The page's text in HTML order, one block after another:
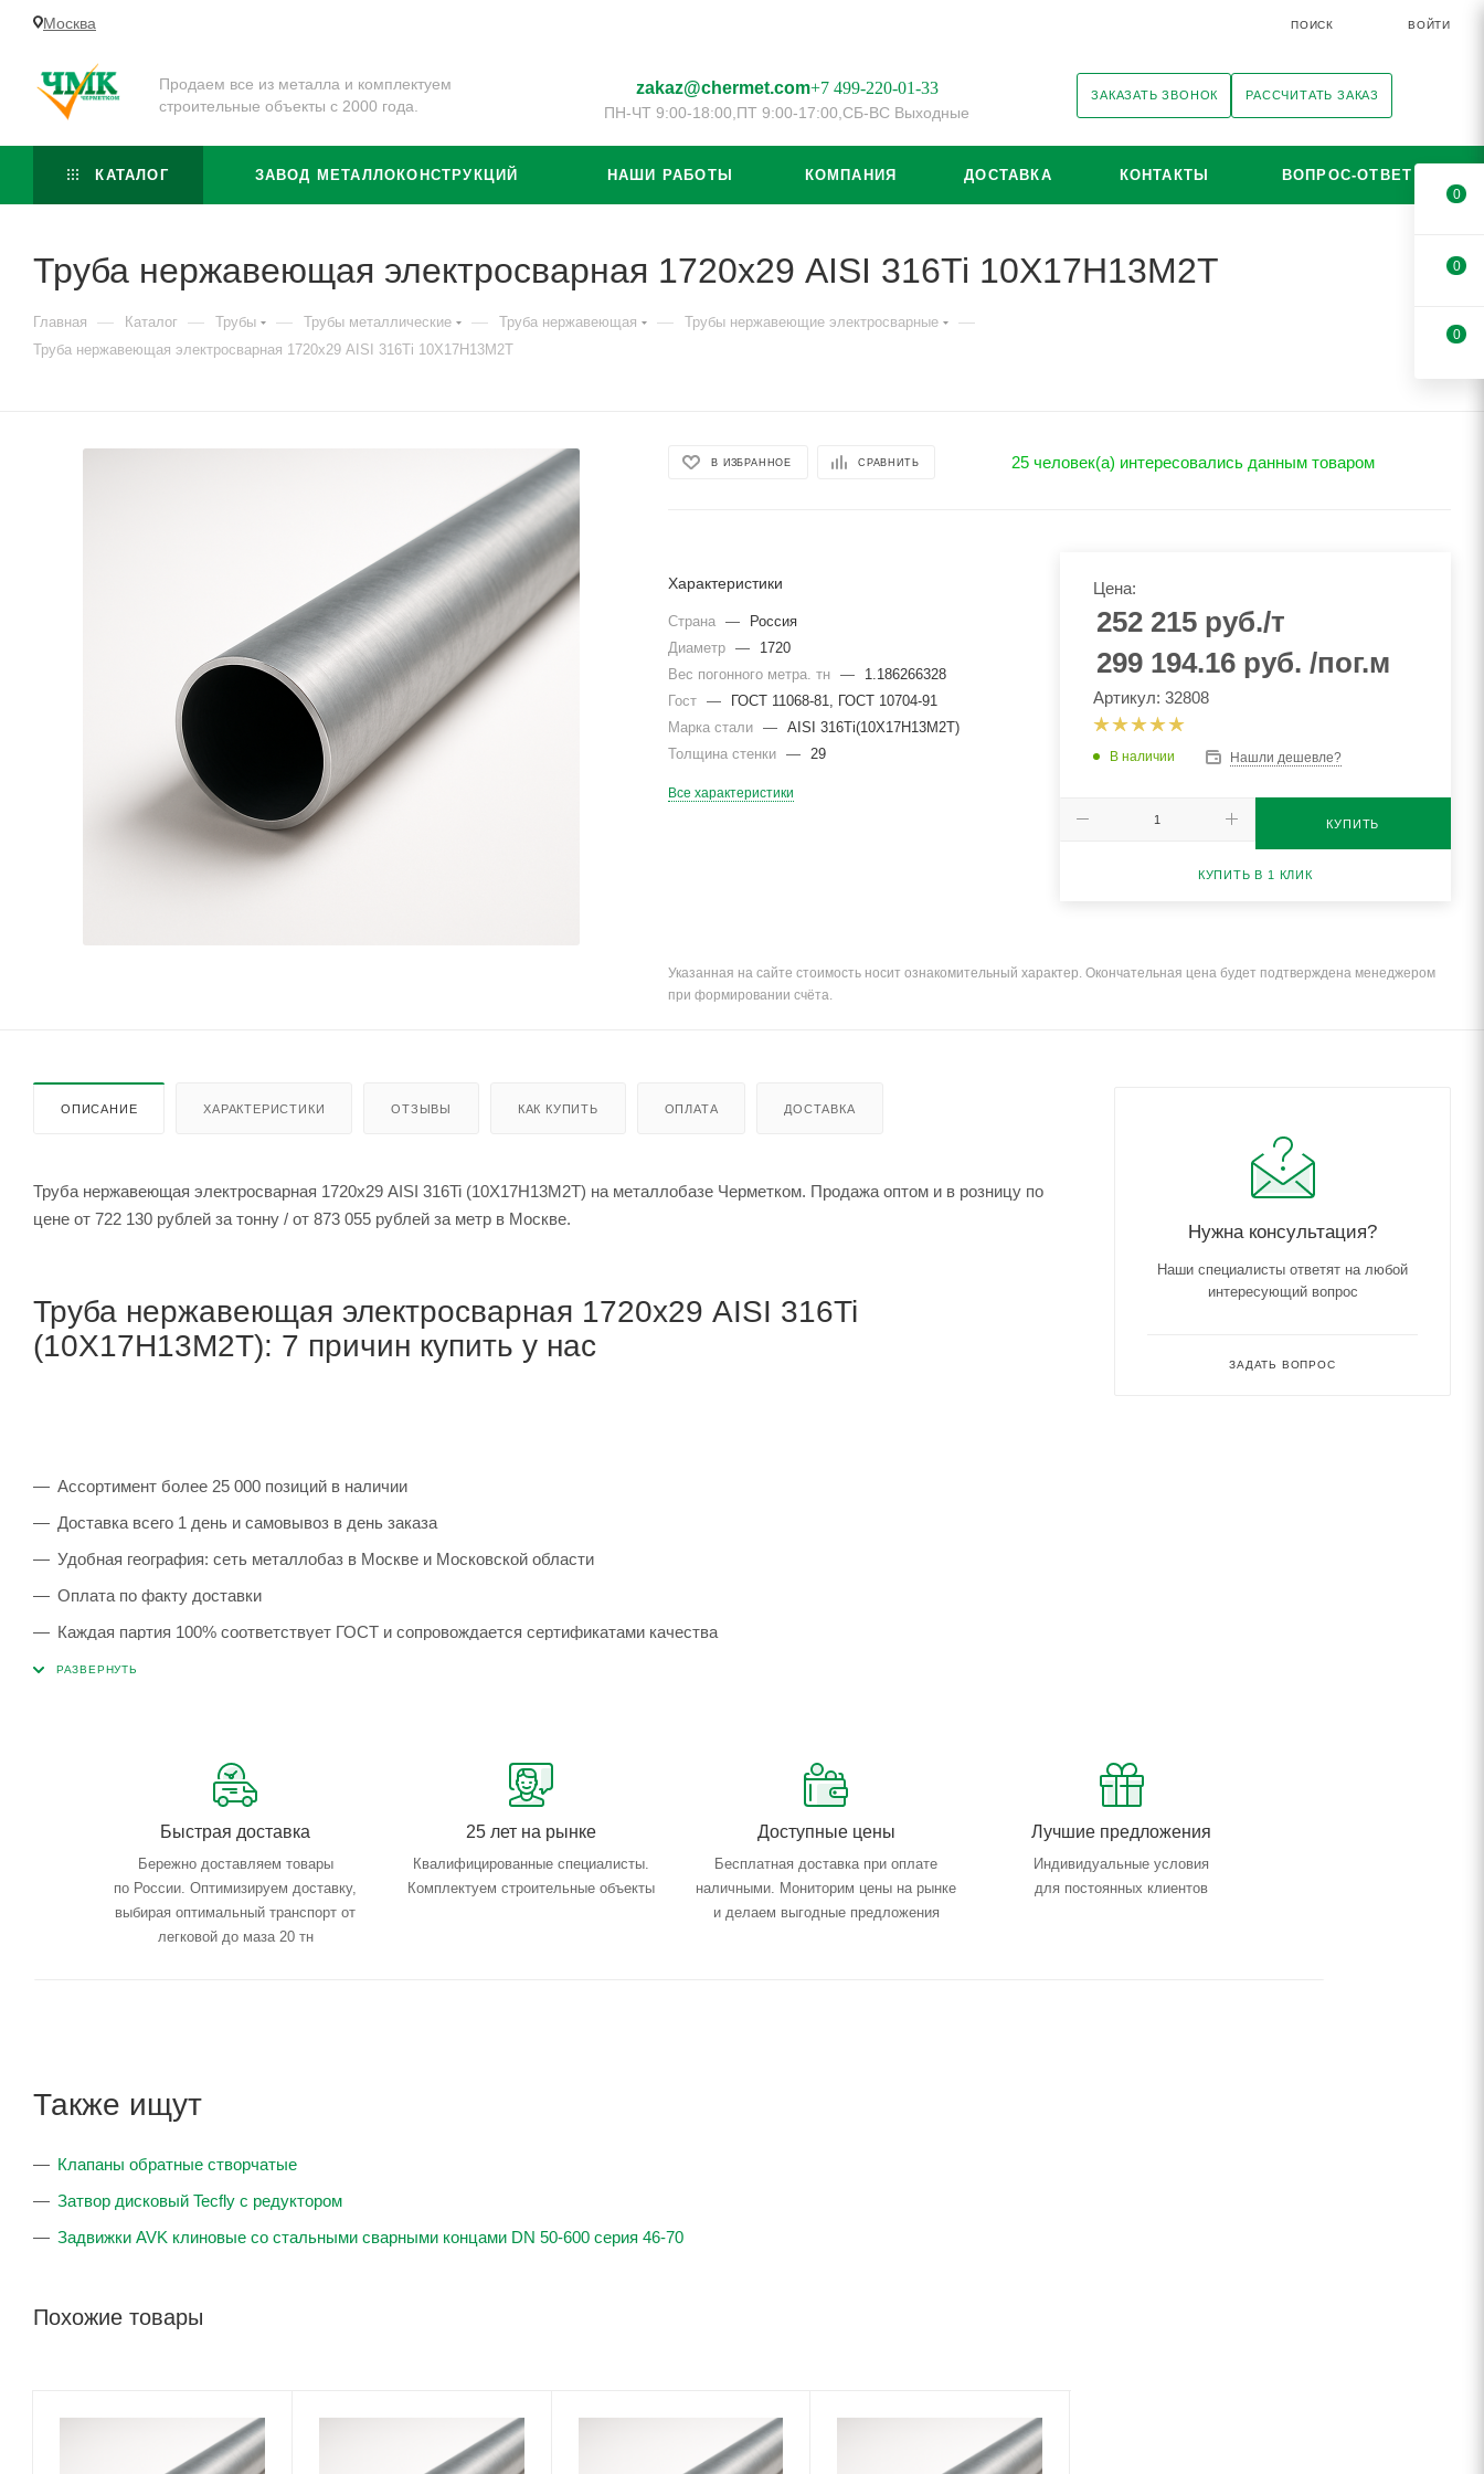
Москва ПОИСК ВОЙТИ
Продаем все из металла и комплектуем
строительные объекты с 2000 года.
zakaz@chermet.com+7 499-220-01-33
ПН-ЧТ 9:00-18:00, ПТ 9:00-17:00, СБ-ВС Выходные
ЗАКАЗАТЬ ЗВОНОК РАССЧИТАТЬ ЗАКАЗ
КАТАЛОГ ЗАВОД МЕТАЛЛОКОНСТРУКЦИЙ НАШИ РАБОТЫ КОМПАНИЯ ДОСТАВКА КОНТАКТЫ ВОПРОС-ОТВЕТ
Труба нержавеющая электросварная 1720х29 AISI 316Ti 10Х17Н13М2Т
Главная — Каталог — Трубы — Трубы металлические — Труба нержавеющая — Трубы нержавеющие электросварные —
Труба нержавеющая электросварная 1720х29 AISI 316Ti 10Х17Н13М2Т
В ИЗБРАННОЕ СРАВНИТЬ 25 человек(а) интересовались данным товаром
Характеристики
Страна —
Россия
Диаметр
—
1720
Вес погонного метра. тн
—
1.186266328
Гост
—
ГОСТ 11068-81, ГОСТ 10704-91
Марка стали
—
AISI 316Ti(10Х17Н13М2Т)
Толщина стенки
— 29
Все характеристики
Цена:
252 215руб./т
299 194.16 руб. /пог.м
Артикул: 32808
В наличии Нашли дешевле?
КУПИТЬ
КУПИТЬ В 1 КЛИК
Указанная на сайте стоимость носит ознакомительный характер. Окончательная цена будет подтверждена менеджером
при формировании счёта.
ОПИСАНИЕ ХАРАКТЕРИСТИКИ ОТЗЫВЫ КАК КУПИТЬ ОПЛАТА ДОСТАВКА
Труба нержавеющая электросварная 1720х29 AISI 316Ti (10Х17Н13М2Т) на металлобазе Черметком. Продажа оптом и в розницу по
цене от 722 130 рублей за тонну / от 873 055 рублей за метр в Москве.
Труба нержавеющая электросварная 1720х29 AISI 316Ti
(10Х17Н13М2Т): 7 причин купить у нас
Ассортимент более 25 000 позиций в наличии
Доставка всего 1 день и самовывоз в день заказа
Удобная география: сеть металлобаз в Москве и Московской области
Оплата по факту доставки
Каждая партия 100% соответствует ГОСТ и сопровождается сертификатами качества
Сервисные услуги: резка, гибка, металлообработка
Быстрая доставка
Бережно доставляем товары
по России. Оптимизируем доставку,
выбирая оптимальный транспорт от
легковой до маза 20 тн
25 лет на рынке
Квалифицированные специалисты.
Комплектуем строительные объекты
Доступные цены
Бесплатная доставка при оплате
наличными. Мониторим цены на рынке
и делаем выгодные предложения
Лучшие предложения
Индивидуальные условия
для постоянных клиентов
Также ищут
Клапаны обратные створчатые
Затвор дисковый Tecfly с редуктором
Задвижки AVK клиновые со стальными сварными концами DN 50-600 серия 46-70
Похожие товары
Нужна консультация?
Наши специалисты ответят на любой
интересующий вопрос
ЗАДАТЬ ВОПРОС
0
0
0